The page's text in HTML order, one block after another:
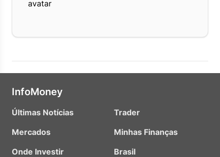
InfoMoney
Últimas Notícias
Mercados
Onde Investir
Trader
Minhas Finanças
Brasil